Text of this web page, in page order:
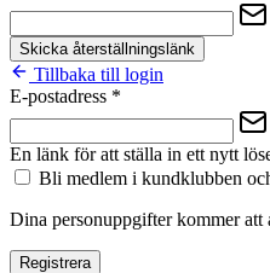
Skicka återställningslänk
Tillbaka till login
E-postadress *
En länk för att ställa in ett nytt
Bli medlem i kundklubben
Dina personuppgifter kommer
Registrera